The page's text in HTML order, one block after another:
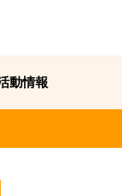
動情報